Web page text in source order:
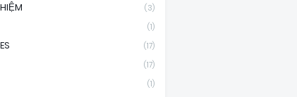
(3)
(1)
(17)
(17)
(1)